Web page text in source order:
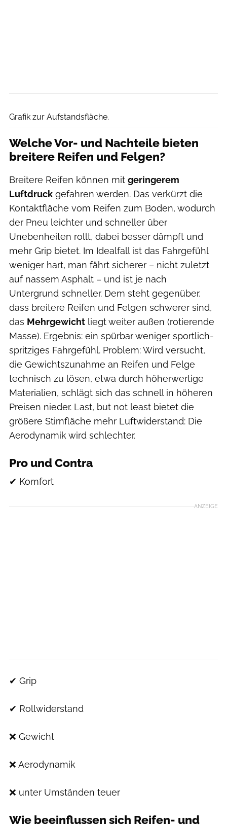
Grafik zur Aufstandsfläche.
Welche Vor- und Nachteile bieten
breitere Reifen und Felgen?
Breitere Reifen können mit geringerem
Luftdruck gefahren werden. Das verkürzt die
Kontaktfläche vom Reifen zum Boden, wodurch
der Pneu leichter und schneller über
Unebenheiten rollt, dabei besser dämpft und
mehr Grip bietet. Im Idealfall ist das Fahrgefühl
weniger hart, man fährt sicherer – nicht zuletzt
auf nassem Asphalt – und ist je nach
Untergrund schneller. Dem steht gegenüber,
dass breitere Reifen und Felgen schwerer sind,
das Mehrgewicht liegt weiter außen (rotierende
Masse). Ergebnis: ein spürbar weniger sportlich-
spritziges Fahrgefühl. Problem: Wird versucht,
die Gewichtszunahme an Reifen und Felge
technisch zu lösen, etwa durch höherwertige
Materialien, schlägt sich das schnell in höheren
Preisen nieder. Last, but not least bietet die
größere Stirnfläche mehr Luftwiderstand: Die
Aerodynamik wird schlechter.
Pro und Contra
✔ Komfort
ANZEIGE
✔ Grip
✔ Rollwiderstand
❌ Gewicht
❌ Aerodynamik
❌ unter Umständen teuer
Wie beeinflussen sich Reifen- und